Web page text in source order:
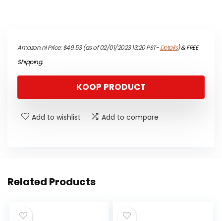
Amazon.nl Price:$49.53(as of 02/01/2023 13:20 PST-Details)&FREE
Shipping.
KOOP PRODUCT
Add to wishlist Add to compare
Related Products